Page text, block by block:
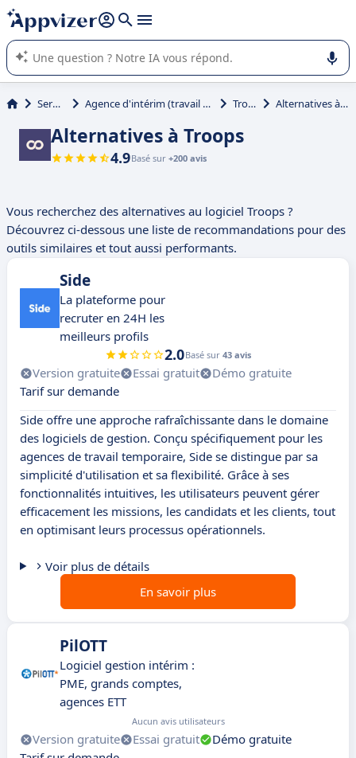
répondre (plusieurs lignes avec
L'IA de Appvizer vous guide dans l'utilisation ou la sélection de
logiciel SaaS en entreprise.
Services Agence d'intérim (travail temporaire) Troops Alternatives à Troops
Alternatives à Troops
4.9Basé sur +200 avis
Vous recherchez des alternatives au logiciel Troops ?
Découvrez ci-dessous une liste de recommandations pour des
outils similaires et tout aussi performants.
Side
La plateforme pour
recruter en 24H les
meilleurs profils
2.0Basé sur 43 avis
Version gratuite Essai gratuit
Démo gratuite
Tarif sur demande
Side offre une approche rafraîchissante dans le domaine
des logiciels de gestion. Conçu spécifiquement pour les
agences de travail temporaire, Side se distingue par sa
simplicité d'utilisation et sa flexibilité. Grâce à ses
fonctionnalités intuitives, les utilisateurs peuvent gérer
efficacement les missions, les candidats et les clients, tout
en optimisant leurs processus opérationnels.
Voir plus de détails
En savoir plus
PilOTT
Logiciel gestion intérim :
PME, grands comptes,
agences ETT
Aucun avis utilisateurs
Version gratuite Essai gratuit
Démo gratuite